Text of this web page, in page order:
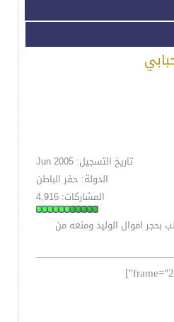
تاريخ التسجيل: Jun 2005
الدولة: حفر الباطن
المشاركات: 4,916
بحجر اموال الوليد ومنعه من